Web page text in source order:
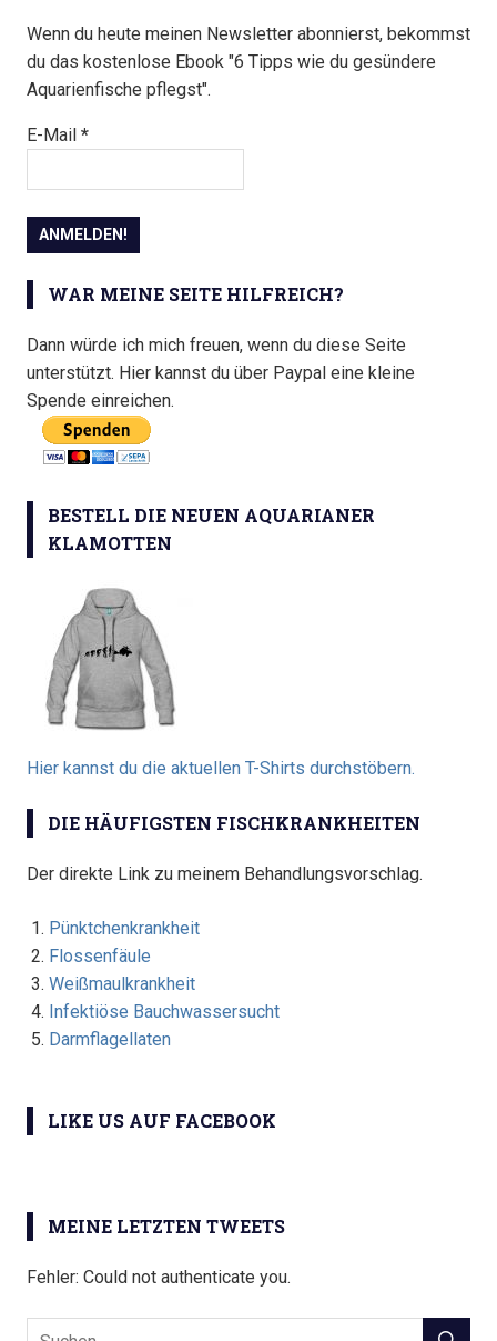
Wenn du heute meinen Newsletter abonnierst, bekommst
du das kostenlose Ebook "6 Tipps wie du gesündere
Aquarienfische pflegst".
E-Mail *
WAR MEINE SEITE HILFREICH?
Dann würde ich mich freuen, wenn du diese Seite
unterstützt. Hier kannst du über Paypal eine kleine
Spende einreichen.
BESTELL DIE NEUEN AQUARIANER
KLAMOTTEN
Hier kannst du die aktuellen T-Shirts durchstöbern.
DIE HÄUFIGSTEN FISCHKRANKHEITEN
Der direkte Link zu meinem Behandlungsvorschlag.
Pünktchenkrankheit
Flossenfäule
Weißmaulkrankheit
Infektiöse Bauchwassersucht
Darmflagellaten
LIKE US AUF FACEBOOK
MEINE LETZTEN TWEETS
Fehler: Could not authenticate you.